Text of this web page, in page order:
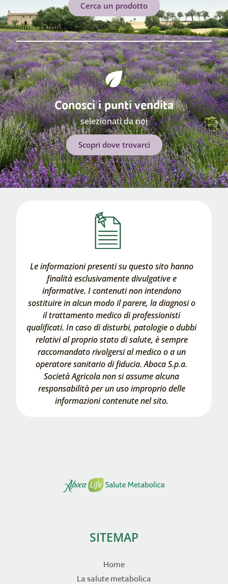
Cerca un prodotto
Conosci i punti vendita
selezionati da noi
Scopri dove trovarci
Le informazioni presenti su questo sito hanno
finalità esclusivamente divulgative e
informative. I contenuti non intendono
sostituire in alcun modo il parere, la diagnosi o
il trattamento medico di professionisti
qualificati. In caso di disturbi, patologie o dubbi
relativi al proprio stato di salute, è sempre
raccomandato rivolgersi al medico o a un
operatore sanitario di fiducia. Aboca S.p.a.
Società Agricola non si assume alcuna
responsabilità per un uso improprio delle
informazioni contenute nel sito.
SITEMAP
Home
La salute metabolica